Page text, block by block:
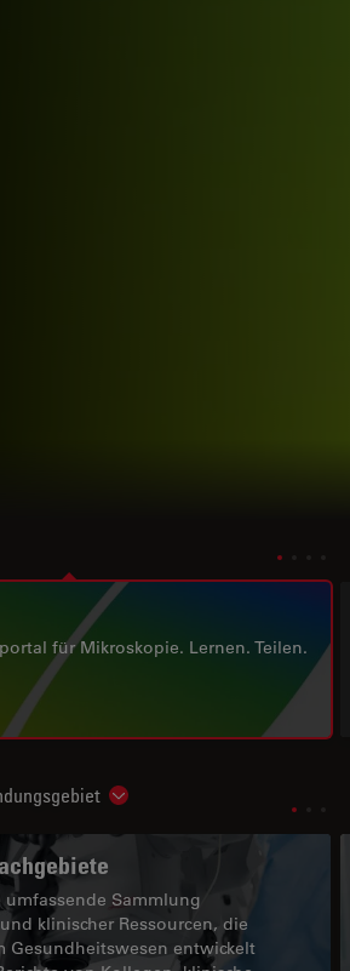
für Mikroskopie. Lernen. Teilen.
Show subnavigation
umfassende Sammlung
klinischer Ressourcen, die
Gesundheitswesen entwickelt